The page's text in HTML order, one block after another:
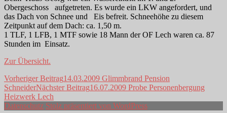
Obergeschoss aufgetreten. Es wurde ein LKW angefordert, und
das Dach von Schnee und Eis befreit. Schneehöhe zu diesem
Zeitpunkt auf dem Dach: ca. 1,50 m.
1 TLF, 1 LFB, 1 MTF sowie 18 Mann der OF Lech waren ca. 87
Stunden im Einsatz.
Zur Übersicht.
Beitragsnavigation
Vorheriger Beitrag14.03.2009 Glimmbrand Pension
SchneiderNächster Beitrag16.07.2009 Probe Personenbergung
Heizwerk Lech
Datenschutz Stolz präsentiert von WordPress